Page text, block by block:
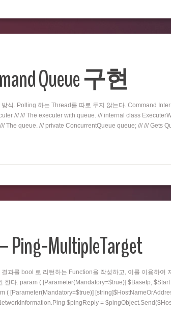
Queue 구현
식. Polling 하는 Thread를 따로 두지 않는다. Command
/// /// The executer with queue. /// internal class
The queue. /// private ConcurrentQueue queue; /// /// Gets
Ping-MultipleTarget
과를 bool 로 리턴하는 Function을 작성하고, 이를 이용하여
한다. param ( [Parameter(Mandatory=$true)] $BaseIp,
( [Parameter(Mandatory=$true)]
$pingReply =